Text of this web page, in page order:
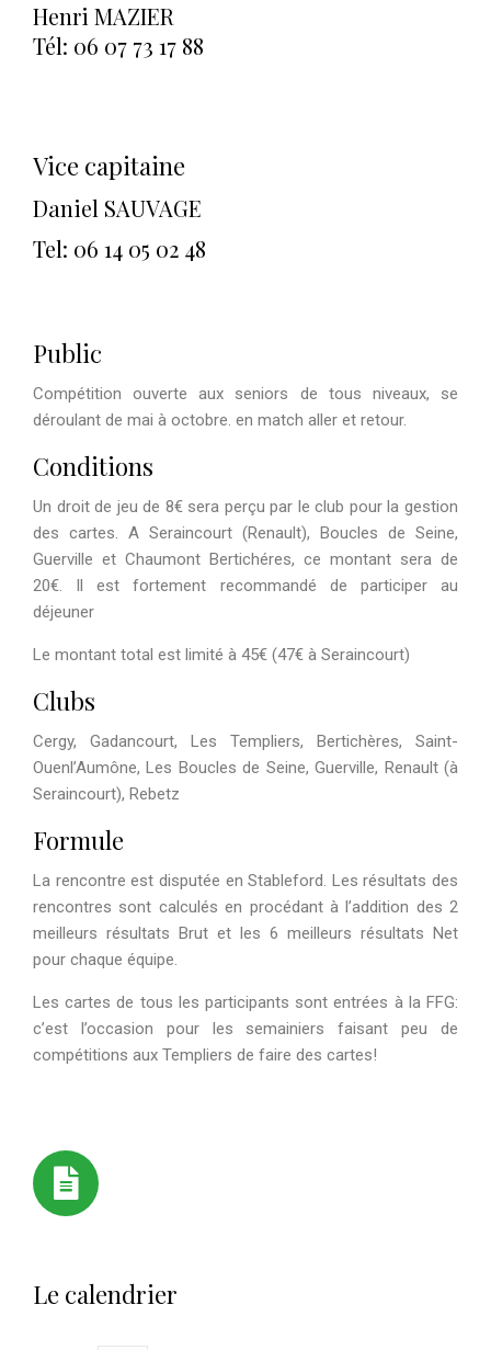
Henri MAZIER
Tél: 06 07 73 17 88
Vice capitaine
Daniel SAUVAGE
Tel: 06 14 05 02 48
Public
Compétition ouverte aux seniors de tous niveaux, se
déroulant de mai à octobre. en match aller et retour.
Conditions
Un droit de jeu de 8€ sera perçu par le club pour la gestion
des cartes. A Seraincourt (Renault), Boucles de Seine,
Guerville et Chaumont Bertichéres, ce montant sera de
20€. Il est fortement recommandé de participer au
déjeuner
Le montant total est limité à 45€ (47€ à Seraincourt)
Clubs
Cergy, Gadancourt, Les Templiers, Bertichères, Saint-
Ouenl’Aumône, Les Boucles de Seine, Guerville, Renault (à
Seraincourt), Rebetz
Formule
La rencontre est disputée en Stableford. Les résultats des
rencontres sont calculés en procédant à l’addition des 2
meilleurs résultats Brut et les 6 meilleurs résultats Net
pour chaque équipe.
Les cartes de tous les participants sont entrées à la FFG:
c’est l’occasion pour les semainiers faisant peu de
compétitions aux Templiers de faire des cartes!
Le calendrier